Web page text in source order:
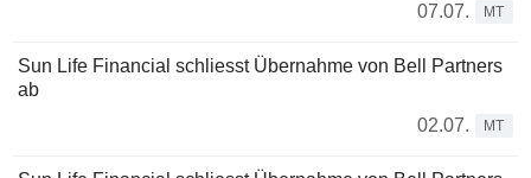
07.07.
MT
Sun Life Financial schliesst Übernahme von Bell Partners
ab
02.07.
MT